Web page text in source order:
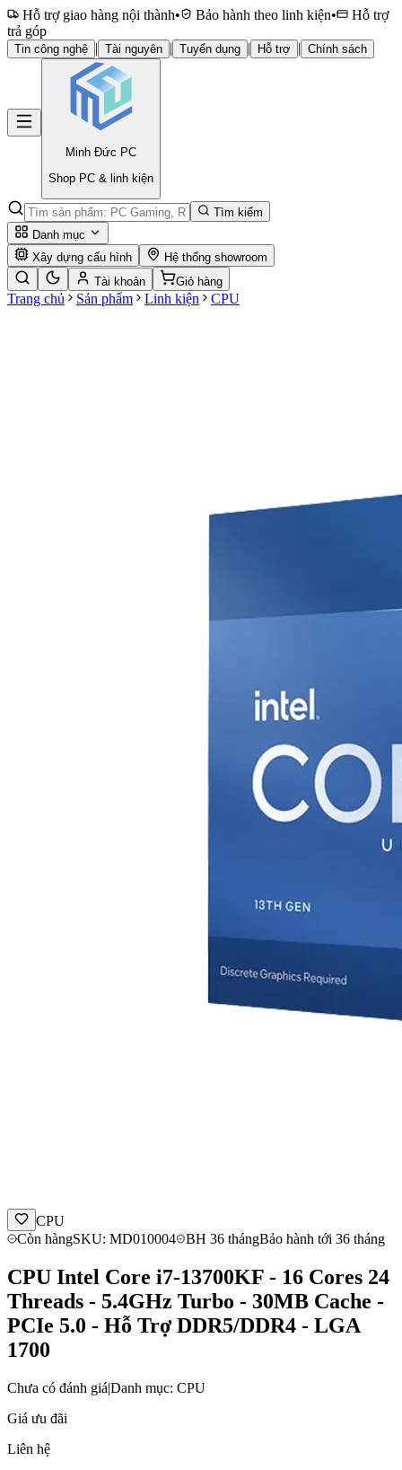
Hỗ trợ giao hàng nội thành• Bảo hành theo linh kiện•
Hỗ trợ
trả góp
Tin công nghệ | Tài nguyên | Tuyển dụng | Hỗ trợ | Chính sách
Minh Đức PC
Shop PC & linh kiện
Tìm kiếm
Danh mục
Xây dựng cấu hình
Hệ thống showroom
Tài khoản
Giỏ hàng
Trang chủ Sản phẩm Linh kiện CPU
CPU
Còn hàngSKU: MD010004 BH 36 thángBảo hành tới 36 tháng
CPU Intel Core i7-13700KF - 16 Cores 24
Threads - 5.4GHz Turbo - 30MB Cache -
PCIe 5.0 - Hỗ Trợ DDR5/DDR4 - LGA
1700
Chưa có đánh giá|Danh mục: CPU
Giá ưu đãi
Liên hệ